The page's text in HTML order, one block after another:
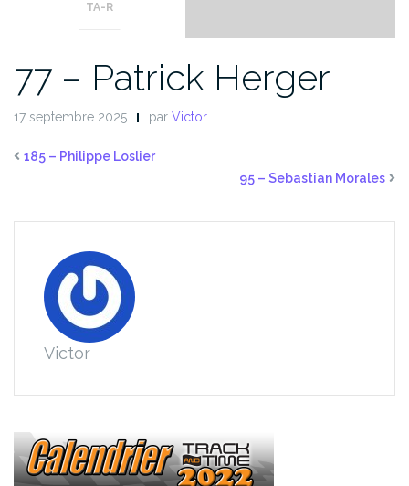
TA-R
77 – Patrick Herger
17 septembre 2025 par Victor
185 – Philippe Loslier
95 – Sebastian Morales
Victor